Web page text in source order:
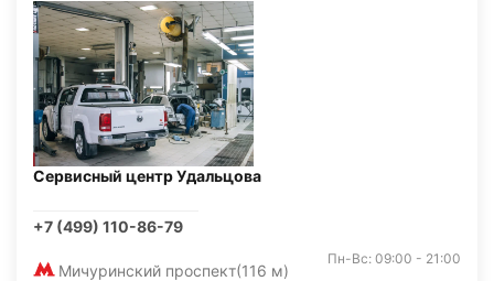
Сервисный центр Удальцова
+7 (499) 110-86-79
Мичуринский проспект(116 м)
Пн-Вс: 09:00 - 21:00